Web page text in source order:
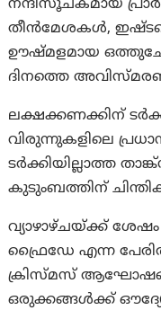
നന്ദിസൂചകമായ
തീൻമേശകൾ,
ഊഷ്മളമായ
ദിനത്തെ
ലക്ഷക്കണക്കിന്
വിരുന്നുകളിലെ
ടർക്കിയില്ലാത്ത
കുടുംബത്തിന്
വ്യാഴാഴ്ചയ്ക്ക്
ഫ്രൈഡേ എന്ന
ക്രിസ്മസ്
ഒരുക്കങ്ങൾക്ക്